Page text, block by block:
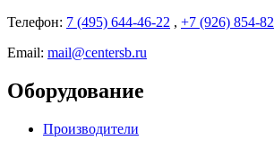
Телефон: 7 (495) 644-46-22 , +7 (926) 854-
Email: mail@centersb.ru
Оборудование
Производители